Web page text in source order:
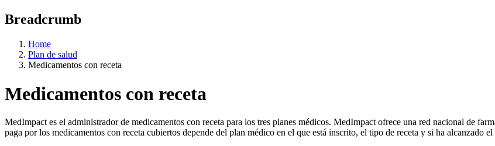
Breadcrumb
Home
Plan de salud
Medicamentos con receta
Medicamentos con receta
MedImpact es el administrador de medicamentos con receta para los tres planes médicos. MedImpact ofrece una red nacional de
paga por los medicamentos con receta cubiertos depende del plan médico en el que está inscrito, el tipo de receta y si ha alcanzado